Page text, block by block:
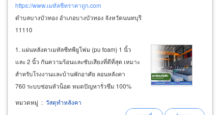
https://www.เมทัลชีทราคาถูก.com
ตำบลบางบัวทอง อำเภอบางบัวทอง จังหวัดนนทบุรี
11110
1. แผ่นหลังคาเมทัลชีทพียูโฟม (pu foam) 1 นิ้ว
และ 2 นิ้ว กันความร้อนและซับเสียงที่ดีที่สุด เหมาะ
สำหรับโรงงานและบ้านพักอาศัย ลอนหลังคา
760 ระบบซ่อนหัวน็อต หมดปัญหารั่วซึม 100%
ความหนาแน่นสูง: เลือกได้ทั้งโฟม 30k และ 40k
เนื้อละเอียด ติดแน่น ไม่ลามไฟ สวยจบไม่ต้องทำ
หมวดหมู่ : วัสดุทำหลังคา